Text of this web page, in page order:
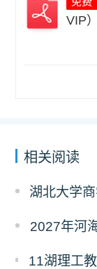
VIP
相关阅读